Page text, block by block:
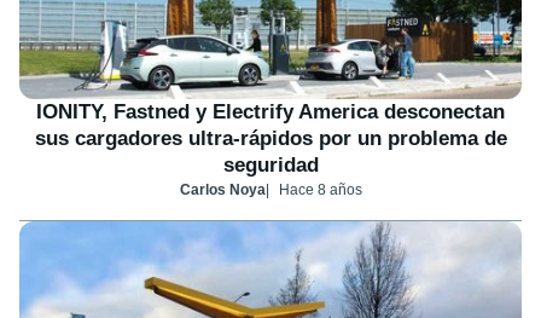
IONITY, Fastned y Electrify America desconectan
sus cargadores ultra-rápidos por un problema de
seguridad
Carlos Noya Hace 8 años